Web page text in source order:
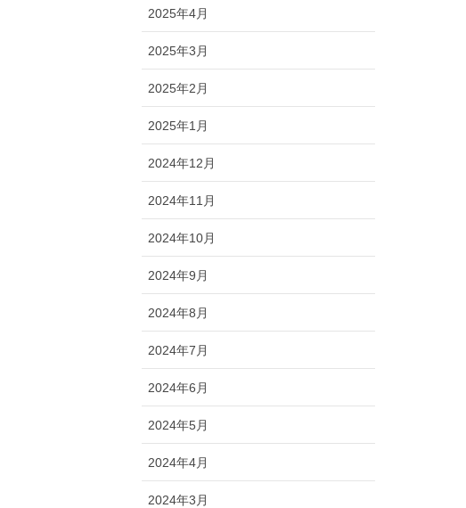
2025年4月
2025年3月
2025年2月
2025年1月
2024年12月
2024年11月
2024年10月
2024年9月
2024年8月
2024年7月
2024年6月
2024年5月
2024年4月
2024年3月